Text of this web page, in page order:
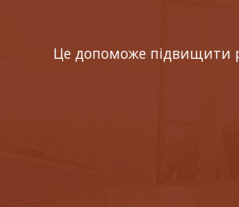
Це допоможе підвищити